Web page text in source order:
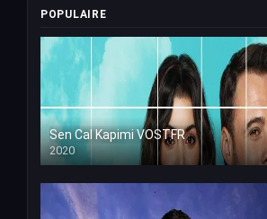
POPULAIRE
Sen Cal Kapimi VOSTFR
2020